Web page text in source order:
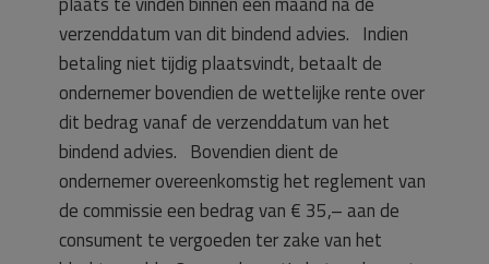
verzenddatum van dit bindend advies. Indien
betaling niet tijdig plaatsvindt, betaalt de
ondernemer bovendien de wettelijke rente over
dit bedrag vanaf de verzenddatum van het
bindend advies. Bovendien dient de
ondernemer overeenkomstig het reglement van
de commissie een bedrag van € 35,– aan de
consument te vergoeden ter zake van het